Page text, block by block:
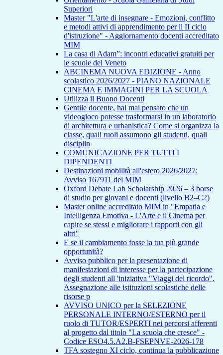
Superiori
Master "L'arte di insegnare - Emozioni, conflitto
e metodi attivi di apprendimento per il II ciclo
d'istruzione" - Aggiornamento docenti accreditato
MIM
La casa di Adam”: incontri educativi gratuiti per
le scuole del Veneto
ABCINEMA NUOVA EDIZIONE - Anno
scolastico 2026/2027 - PIANO NAZIONALE
CINEMA E IMMAGINI PER LA SCUOLA
Utilizza il Buono Docenti
Gentile docente, hai mai pensato che un
videogioco potesse trasformarsi in un laboratorio
di architettura e urbanistica? Come si organizza la
classe, quali ruoli assumono gli studenti, quali
disciplin
COMUNICAZIONE PER TUTTI I
DIPENDENTI
Destinazioni mobilità all'estero 2026/2027:
Avviso 167911 del MIM
Oxford Debate Lab Scholarship 2026 – 3 borse
di studio per giovani e docenti (livello B2–C2)
Master online accreditato MIM in "Empatia e
Intelligenza Emotiva - L'Arte e il Cinema per
capire se stessi e migliorare i rapporti con gli
altri"
E se il cambiamento fosse la tua più grande
opportunità?
Avviso pubblico per la presentazione di
manifestazioni di interesse per la partecipazione
degli studenti all 'iniziativa "Viaggi del ricordo".
Assegnazione alle istituzioni scolastiche delle
risorse p
AVVISO UNICO per la SELEZIONE
PERSONALE INTERNO/ESTERNO per il
ruolo di TUTOR/ESPERTI nei percorsi afferenti
al progetto dal titolo "La scuola che cresce" -
Codice ESO4.5.A2.B-FSEPNVE-2026-178
TFA sostegno XI ciclo, continua la pubblicazione